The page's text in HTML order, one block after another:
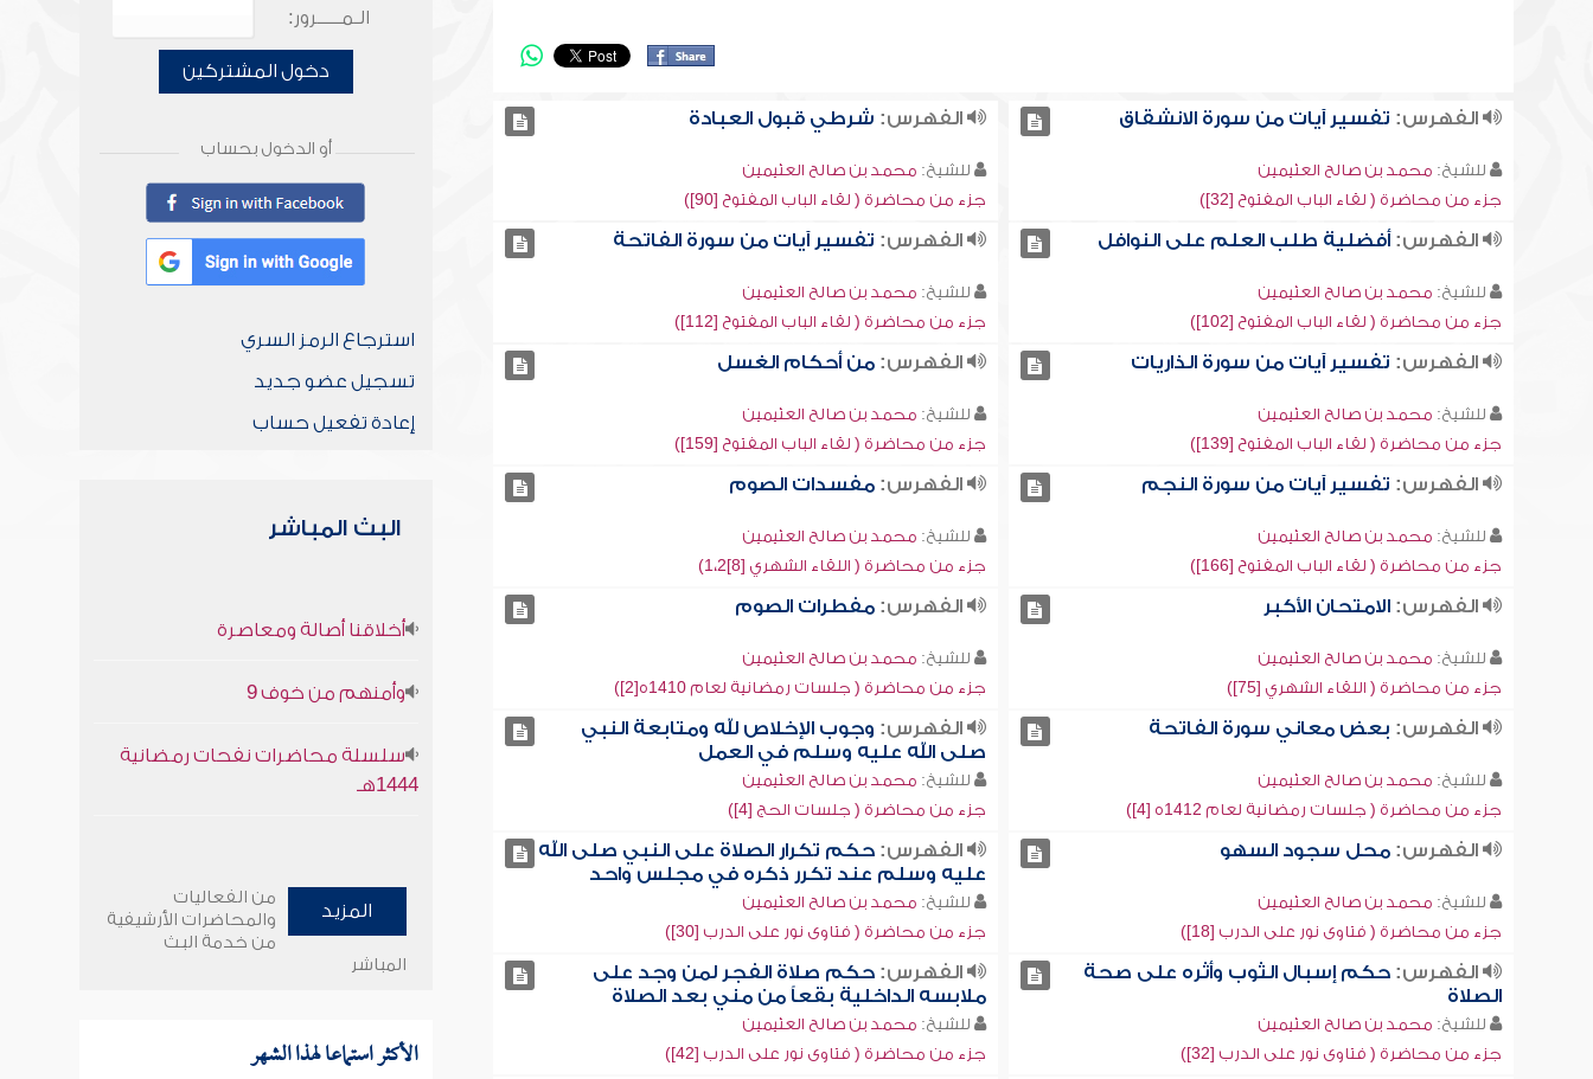
الفهرس: تفسير آيات من سورة الانشقاق
للشيخ: محمد بن صالح العثيمين
جزء من محاضرة ( لقاء الباب المفتوح [32])
الفهرس: شرطي قبول العبادة
للشيخ: محمد بن صالح العثيمين
جزء من محاضرة ( لقاء الباب المفتوح [90])
الفهرس:أفضلية طلب العلم على النوافل
للشيخ: محمد بن صالح العثيمين
جزء من محاضرة ( لقاء الباب المفتوح [102])
الفهرس: تفسير آيات من سورة الفاتحة
للشيخ: محمد بن صالح العثيمين
جزء من محاضرة ( لقاء الباب المفتوح [112])
الفهرس: تفسير آيات من سورة الذاريات
للشيخ: محمد بن صالح العثيمين
جزء من محاضرة ( لقاء الباب المفتوح [139])
الفهرس: من أحكام الغسل
للشيخ: محمد بن صالح العثيمين
جزء من محاضرة ( لقاء الباب المفتوح [159])
الفهرس: تفسير آيات من سورة النجم
للشيخ: محمد بن صالح العثيمين
جزء من محاضرة ( لقاء الباب المفتوح [166])
الفهرس: مفسدات الصوم
للشيخ: محمد بن صالح العثيمين
جزء من محاضرة ( اللقاء الشهري [8]1،2)
الفهرس:الامتحان الأكبر
للشيخ: محمد بن صالح العثيمين
جزء من محاضرة ( اللقاء الشهري [75])
الفهرس: مفطرات الصوم
للشيخ: محمد بن صالح العثيمين
جزء من محاضرة ( جلسات رمضانية لعام 1410ه[2])
الفهرس: بعض معاني سورة الفاتحة
للشيخ: محمد بن صالح العثيمين
جزء من محاضرة ( جلسات رمضانية لعام 1412ه [4])
الفهرس: وجوب الإخلاص لله ومتابعة النبي
صلى الله عليه وسلم في العمل
للشيخ: محمد بن صالح العثيمين
جزء من محاضرة ( جلسات الحج [4])
الفهرس:محل سجود السهو
للشيخ: محمد بن صالح العثيمين
جزء من محاضرة ( فتاوى نور على الدرب [18])
الفهرس: حكم تكرار الصلاة على النبي صلى الله
عليه وسلم عند تكرر ذكره في مجلس واحد
للشيخ: محمد بن صالح العثيمين
جزء من محاضرة ( فتاوى نور على الدرب [30])
الفهرس:حكم إسبال الثوب وأثره على صحة
الصلاة
للشيخ: محمد بن صالح العثيمين
جزء من محاضرة ( فتاوى نور على الدرب [32])
الفهرس: حكم صلاة الفجر لمن وجد على
ملابسه الداخلية بقعاً من مني بعد الصلاة
للشيخ: محمد بن صالح العثيمين
جزء من محاضرة ( فتاوى نور على الدرب [42])
الـمـــــرور:
دخول المشتركين
أو الدخول بحساب
استرجاع الرمز السري
تسجيل عضو جديد
إعادة تفعيل حساب
البث المباشر
أخلاقنا أصالة ومعاصرة
وأمنهم من خوف 9
سلسلة محاضرات نفحات رمضانية
1444هـ
المزيد
من الفعاليات
والمحاضرات الأرشيفية
من خدمة البث
المباشر
الأكثر استماعا لهذا الشهر